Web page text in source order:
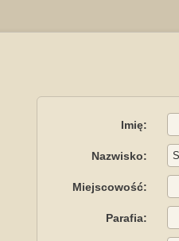
Imię:
Nazwisko:
Miejscowość:
Parafia: